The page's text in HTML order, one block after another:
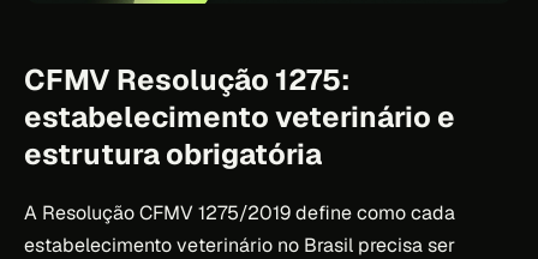
CFMV Resolução 1275:
estabelecimento veterinário e
estrutura obrigatória
A Resolução CFMV 1275/2019 define como cada
estabelecimento veterinário no Brasil precisa ser